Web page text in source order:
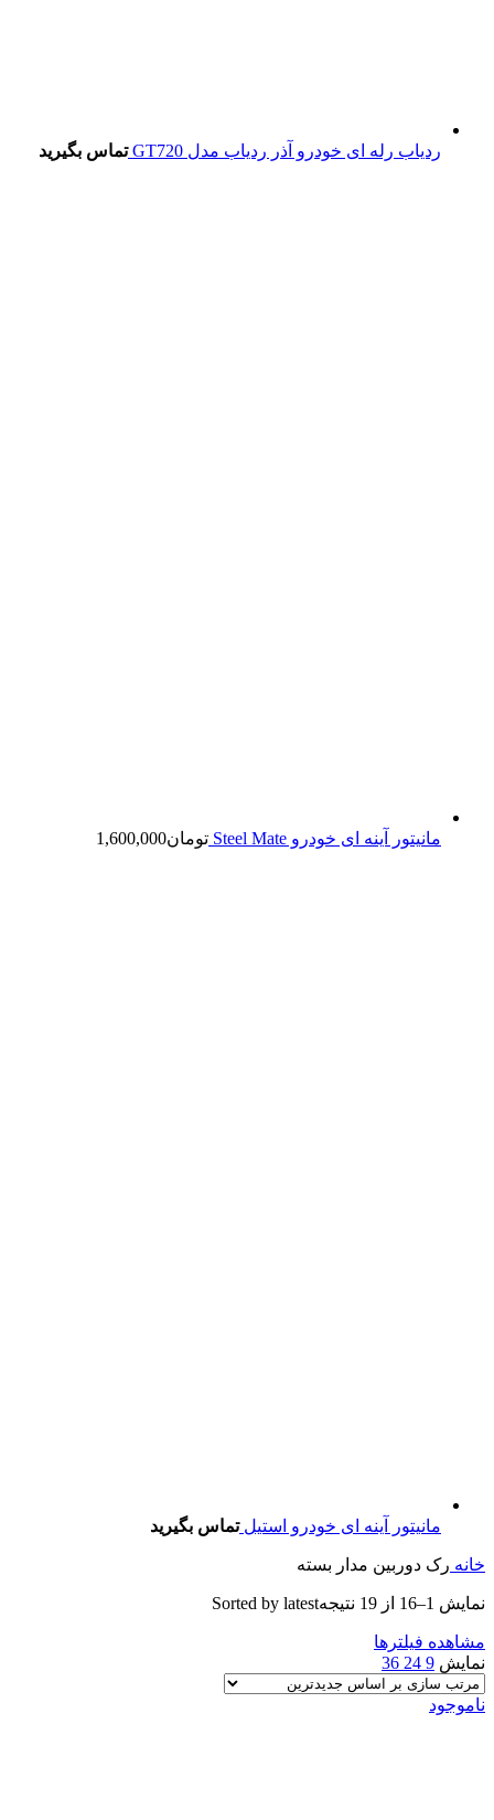
ردیاب رله ای خودرو آذر ردیاب مدل GT720 تماس بگیرید
مانیتور آینه ای خودرو Steel Mate تومان1,600,000
مانیتور آینه ای خودرو استیلتماس بگیرید
خانه رک دوربین مدار بسته
نمایش 1–16 از 19 نتیجه Sorted by latest
مشاهده فیلترها
نمایش 9
24
36
ناموجود